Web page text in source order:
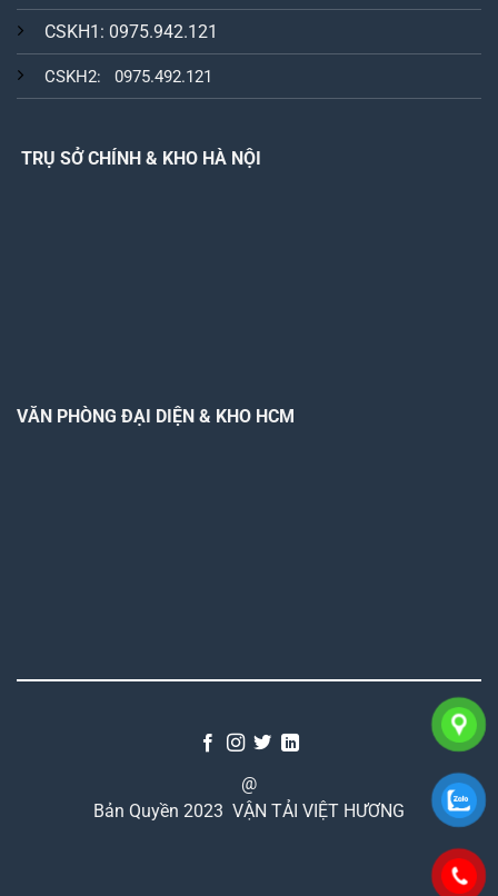
CSKH1: 0975.942.121
CSKH2: 0975.492.121
TRỤ SỞ CHÍNH & KHO HÀ NỘI
VĂN PHÒNG ĐẠI DIỆN & KHO HCM
@
Bản Quyền 2023 VẬN TẢI VIỆT HƯƠNG